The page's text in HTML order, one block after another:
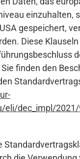
einzuhalten,
gespeichert,
Diese
finden den
eli/dec_impl/